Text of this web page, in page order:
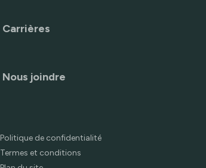
Carrières
Nous joindre
Politique de confidentialité
Termes et conditions